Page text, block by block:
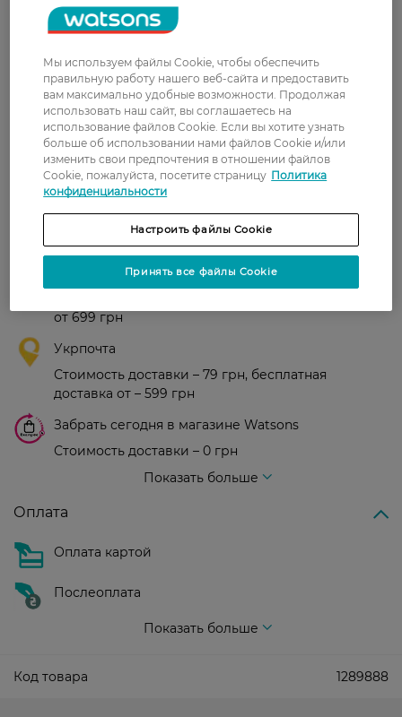
Франция
Рейтинг и отзывы
0
З 0 відгуків
0 відгуків
Новая почта
от 699 грн
Укрпочта
Стоимость доставки – 79 грн, бесплатная
доставка от – 599 грн
Забрать сегодня в магазине Watsons
Стоимость доставки – 0 грн
Показать больше
Оплата
Оплата картой
Послеоплата
Показать больше
Код товара 1289888
Мы используем файлы Cookie, чтобы обеспечить
правильную работу нашего веб-сайта и предоставить
вам максимально удобные возможности. Продолжая
использовать наш сайт, вы соглашаетесь на
использование файлов Cookie. Если вы хотите узнать
больше об использовании нами файлов Cookie и/или
изменить свои предпочтения в отношении файлов
Cookie, пожалуйста, посетите страницу Политика
конфиденциальности
Настроить файлы Cookie
Принять все файлы Cookie